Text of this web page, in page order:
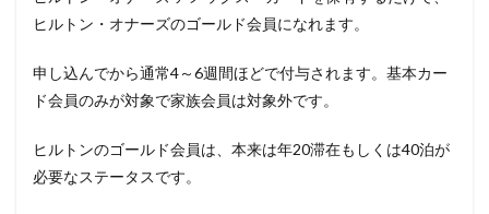
ヒルトン・オナーズのゴールド会員になれます。
申し込んでから通常4～6週間ほどで付与されます。基本カー
ド会員のみが対象で家族会員は対象外です。
ヒルトンのゴールド会員は、本来は年20滞在もしくは40泊が
必要なステータスです。